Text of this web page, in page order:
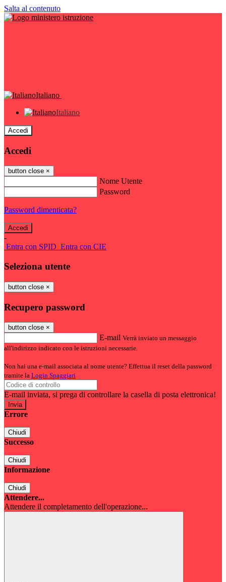
Salta al contenuto
Italiano
Italiano
Accedi
Accedi
button close ×
Nome Utente
Password
Password dimenticata?
-
Entra con SPID Entra con CIE
Seleziona utente
button close ×
Recupero password
button close ×
E-mail Verrà inviato un messaggio
all'indirizzo indicato con le istruzioni necessarie.
Non hai una e-mail associata al nome utente? Effettua il reset della password
tramite la Login Spaggiari
E-mail inviata, si prega di controllare la casella di posta elettronica!
Errore
Chiudi
Successo
Chiudi
Informazione
Chiudi
Attendere...
Attendere il completamento dell'operazione...